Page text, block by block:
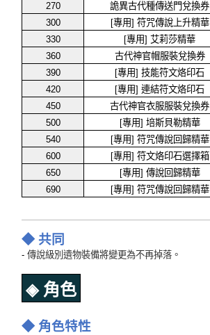
270
詭異古代種傳送門兌換券
300
[專用] 符咒傳說上升精華
330
[專用] 艾莉莎精華
360
古代神官帽服裝兌換券
390
[專用] 技能符文烙印石
420
[專用] 連結符文烙印石
450
古代神官衣服服裝兌換券
500
[專用] 培斯貝勒精華
540
[專用] 符咒傳說回歸精華
600
[專用] 符文烙印石選擇箱
650
[專用] 傳說回歸精華
690
[專用] 符咒傳說回歸精華
◆ 共同
-傳說級別遺物裝備將變更為不再掉落。
◈ 角色
◆ 角色特性